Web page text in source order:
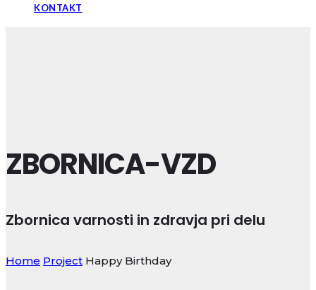
KONTAKT
ZBORNICA-VZD
Zbornica varnosti in zdravja pri delu
Home Project Happy Birthday